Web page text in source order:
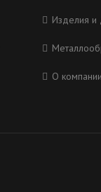
Изделия и
О компании